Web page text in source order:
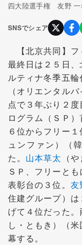
四大陸選手権 友野 一
SNSでシェア
【北京共同】フ
最終日は２５日
ルティナ冬季五
（オリエンタル
点で３年ぶり２
ログラム（ＳＰ
６位からフリー
ュンファン）（
た。 山本草太 （
ＳＰ、フリーと
表彰台の３位。 友
住建グループ）
げて４位だった
し・ともき）（
幕する。